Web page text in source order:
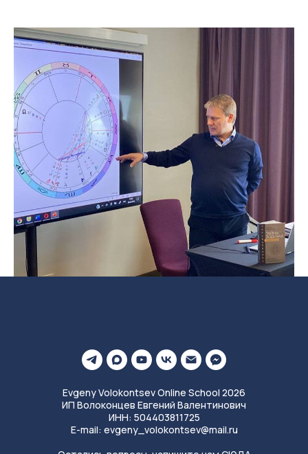
Evgeny Volokontsev Online School 2026
ИП Волоконцев Евгений Валентинович
ИНН: 504403811725
E-mail: evgeny_volokontsev@mail.ru